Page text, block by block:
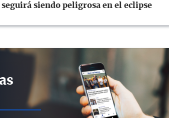
siendo peligrosa en el eclipse